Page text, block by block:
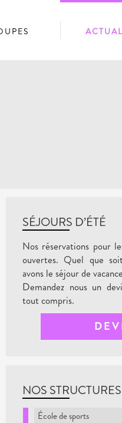
SÉJOURS D’ÉTÉ
Nos réservations pour
ouvertes. Quel que
avons le séjour de
Demandez nous un
tout compris.
NOS STRUCTURES
École de sports